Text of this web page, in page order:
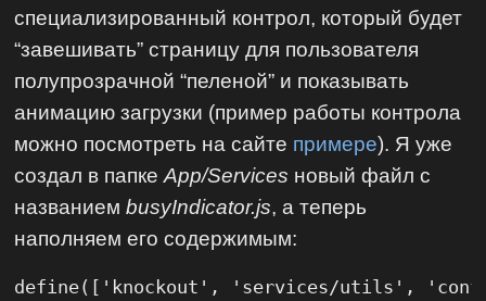
специализированный контрол, который будет
“завешивать” страницу для пользователя
полупрозрачной “пеленой” и показывать
анимацию загрузки (пример работы контрола
можно посмотреть на сайте примере). Я уже
создал в папкеApp/Services новый файл с
названиемbusyIndicator.js, а теперь
наполняем его содержимым:
define(['knockout', 'services/utils',